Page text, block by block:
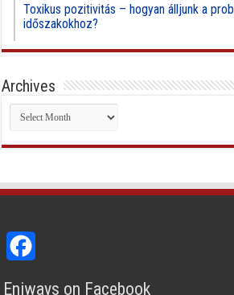
Toxikus pozitivitás – hogyan álljunk a
időszakokhoz?
Archives
Archives
Eniways on Facebook